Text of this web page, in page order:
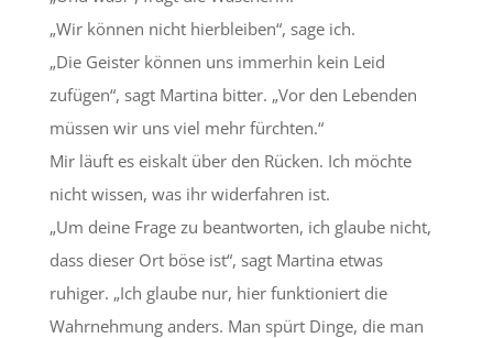
„Wir können nicht hierbleiben“, sage ich.
„Die Geister können uns immerhin kein Leid
zufügen“, sagt Martina bitter. „Vor den Lebenden
müssen wir uns viel mehr fürchten.“
Mir läuft es eiskalt über den Rücken. Ich möchte
nicht wissen, was ihr widerfahren ist.
„Um deine Frage zu beantworten, ich glaube nicht,
dass dieser Ort böse ist“, sagt Martina etwas
ruhiger. „Ich glaube nur, hier funktioniert die
Wahrnehmung anders. Man spürt Dinge, die man